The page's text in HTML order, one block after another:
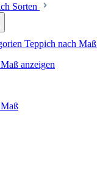
Sorten
Teppich nach Maß
anzeigen